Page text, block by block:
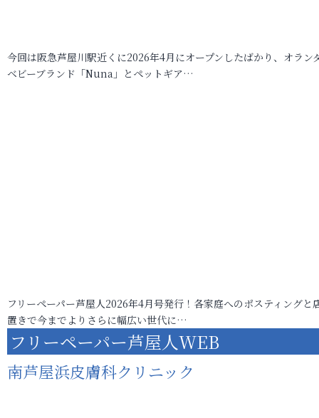
今回は阪急芦屋川駅近くに2026年4月にオープンしたばかり、オラン
ベビーブランド「Nuna」とペットギア…
フリーペーパー芦屋人2026年4月号発行！各家庭へのポスティングと
置きで今までよりさらに幅広い世代に…
フリーペーパー芦屋人WEB
南芦屋浜皮膚科クリニック